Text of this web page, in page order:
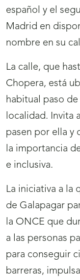
español y el
Madrid en
nombre en su
La calle, que
Chopera, está
habitual paso
localidad. Invita
pasen por ella y
la importancia
e inclusiva.
La iniciativa a la
de Galapagar
la ONCE que
a las personas
para conseguir
barreras,